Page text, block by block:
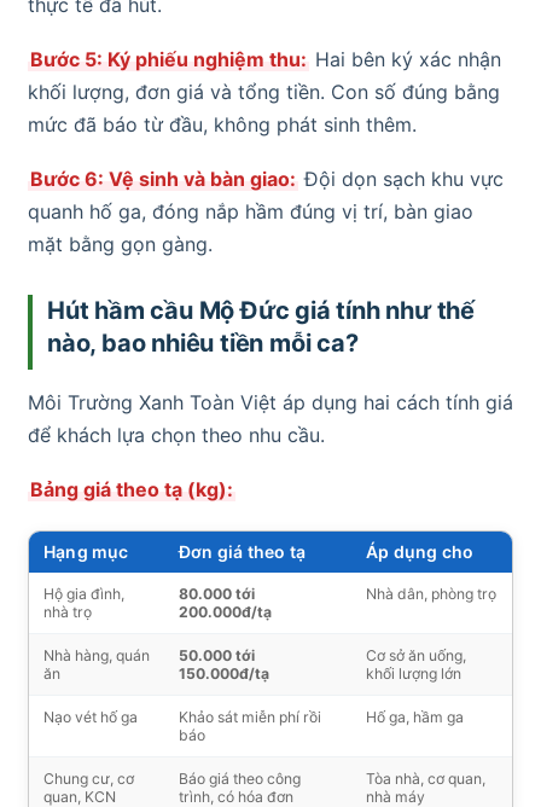
Bước 5: Ký phiếu nghiệm thu: Hai bên ký xác nhận
khối lượng, đơn giá và tổng tiền. Con số đúng bằng
mức đã báo từ đầu, không phát sinh thêm.
Bước 6: Vệ sinh và bàn giao: Đội dọn sạch khu vực
quanh hố ga, đóng nắp hầm đúng vị trí, bàn giao
mặt bằng gọn gàng.
Hút hầm cầu Mộ Đức giá tính như thế
nào, bao nhiêu tiền mỗi ca?
Môi Trường Xanh Toàn Việt áp dụng hai cách tính giá
để khách lựa chọn theo nhu cầu.
Bảng giá theo tạ (kg):
Hạng mục Đơn giá theo tạ Áp dụng cho
Hộ gia đình,
nhà trọ
80.000 tới
200.000đ/tạ
Nhà dân, phòng trọ
Nhà hàng, quán
ăn
50.000 tới
150.000đ/tạ
Cơ sở ăn uống,
khối lượng lớn
Nạo vét hố ga
Khảo sát miễn phí rồi
báo
Hố ga, hầm ga
Chung cư, cơ
quan, KCN
Báo giá theo công
trình, có hóa đơn
Tòa nhà, cơ quan,
nhà máy